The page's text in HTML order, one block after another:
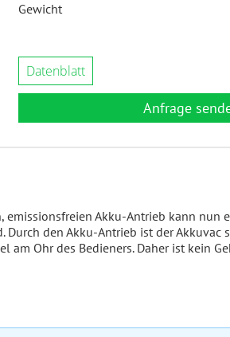
Gewicht
Datenblatt
Anfrage
Akku-Antrieb kann nun
den Akku-Antrieb ist der Akkuvac
am Ohr des Bedieners. Daher ist kein